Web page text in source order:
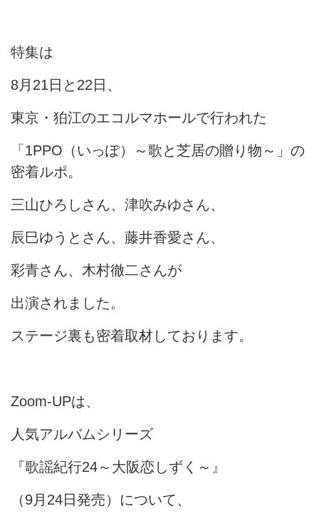
特集は
8月21日と22日、
東京・狛江のエコルマホールで行われた
「1PPO（いっぽ）～歌と芝居の贈り物～」の
密着ルポ。
三山ひろしさん、津吹みゆさん、
辰巳ゆうとさん、藤井香愛さん、
彩青さん、木村徹二さんが
出演されました。
ステージ裏も密着取材しております。
Zoom-UPは、
人気アルバムシリーズ
『歌謡紀行24～大阪恋しずく～』
（9月24日発売）について、